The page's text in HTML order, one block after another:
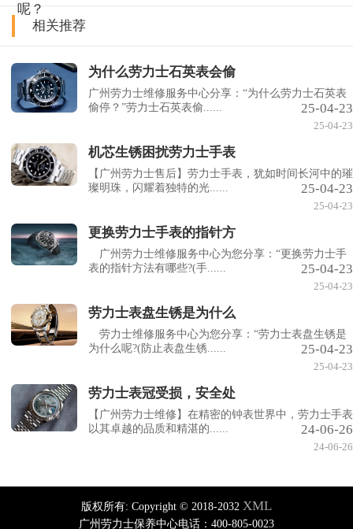
呢？
相关推荐
为什么劳力士石英表会偷
广州劳力士维修服务中心分享：“为什么劳力士石英表
偷停？”劳力士石英表偷......
25-04-23
25-04-23
机芯生锈困扰劳力士手表
【广州劳力士售后】劳力士手表，犹如时间长河中的璀
璨明珠，闪耀着独特的光......
25-04-23
25-04-23
更换劳力士手表的指针方
广州劳力士维修服务中心为您分享：“更换劳力士手
表的指针方法有哪些?(手......
25-04-23
25-04-23
劳力士表盘生锈是为什么
劳力士维修服务中心为您分享：“劳力士表盘生锈是
为什么呢?(防止表盘生锈......
25-04-23
25-04-23
劳力士表冠受损，安全处
【广州劳力士维修】在精密的钟表世界中，劳力士手表
以其卓越的品质和精湛的......
24-06-26
24-06-26
版权所有: Copyright © 2018-2032 XML
广州劳力士保养中心电话：400-805-0023